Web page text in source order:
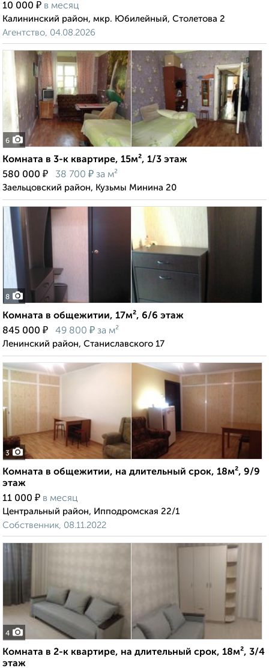
10 000 ₽ в месяц
Калининский район, мкр. Юбилейный, Столетова 2
Агентство, 04.08.2026
6
Комната в 3-к квартире, 15м², 1/3 этаж
580 000 ₽ 38 700 ₽ за м²
Заельцовский район, Кузьмы Минина 20
8
Комната в общежитии, 17м², 6/6 этаж
845 000 ₽ 49 800 ₽ за м²
Ленинский район, Станиславского 17
3
Комната в общежитии, на длительный срок, 18м², 9/9
этаж
11 000 ₽ в месяц
Центральный район, Ипподромская 22/1
Собственник, 08.11.2022
4
Комната в 2-к квартире, на длительный срок, 18м², 3/4
этаж